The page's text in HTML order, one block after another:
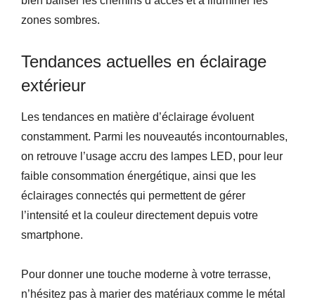
zones sombres.
Tendances actuelles en éclairage
extérieur
Les tendances en matière d’éclairage évoluent
constamment. Parmi les nouveautés incontournables,
on retrouve l’usage accru des lampes LED, pour leur
faible consommation énergétique, ainsi que les
éclairages connectés qui permettent de gérer
l’intensité et la couleur directement depuis votre
smartphone.
Pour donner une touche moderne à votre terrasse,
n’hésitez pas à marier des matériaux comme le métal